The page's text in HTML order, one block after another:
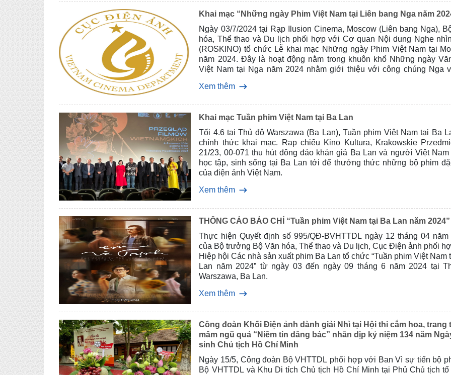
Khai mạc “Những ngày Phim Việt Nam tại Liên bang Nga năm
Ngày 03/7/2024 tại Rạp Ilusion Cinema, Moscow (Liên bang Nga),
hóa, Thể thao và Du lịch phối hợp với Cơ quan Nội dung Nghe
(ROSKINO) tổ chức Lễ khai mạc Những ngày Phim Việt Nam tại
năm 2024. Đây là hoạt động nằm trong khuôn khổ Những ngày
Việt Nam tại Nga năm 2024 nhằm giới thiệu với công chúng Nga
dung hấp dẫn, qua đó tăng cường, thắt chặt mối quan hệ hữu nghị
Xem thêm
Khai mạc Tuần phim Việt Nam tại Ba Lan
Tối 4.6 tại Thủ đô Warszawa (Ba Lan), Tuần phim Việt Nam tại Ba
chính thức khai mạc. Rạp chiếu Kino Kultura, Krakowskie
21/23, 00-071 thu hút đông đảo khán giả Ba Lan và người Việt Nam
học tập, sinh sống tại Ba Lan tới để thưởng thức những bộ phim
của điện ảnh Việt Nam.
Xem thêm
THÔNG CÁO BÁO CHÍ “Tuần phim Việt Nam tại Ba Lan năm 2024”
Thực hiện Quyết định số 995/QĐ-BVHTTDL ngày 12 tháng 04 năm
của Bộ trưởng Bộ Văn hóa, Thể thao và Du lịch, Cục Điện ảnh phối
Hiệp hội Các nhà sản xuất phim Ba Lan tổ chức “Tuần phim Việt Nam
Lan năm 2024” từ ngày 03 đến ngày 09 tháng 6 năm 2024 tại
Warszawa, Ba Lan.
Xem thêm
Công đoàn Khối Điện ảnh dành giải Nhì tại Hội thi cắm hoa, trang
mâm ngũ quả “Niềm tin dâng bác” nhân dịp kỷ niệm 134 năm
sinh Chủ tịch Hồ Chí Minh
Ngày 15/5, Công đoàn Bộ VHTTDL phối hợp với Ban Vì sự tiến bộ
Bộ VHTTDL và Khu Di tích Chủ tịch Hồ Chí Minh tại Phủ Chủ tịch